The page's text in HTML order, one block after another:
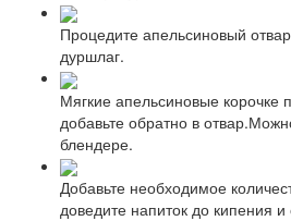
Процедите апельсиновый
дуршлаг.
Мягкие апельсиновые корочке
добавьте обратно в
блендере.
Добавьте необходимое
доведите напиток до кипения и